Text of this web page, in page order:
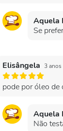
Aquela
Se
Elisângela 3 anos
pode por óleo de
Aquela
Não